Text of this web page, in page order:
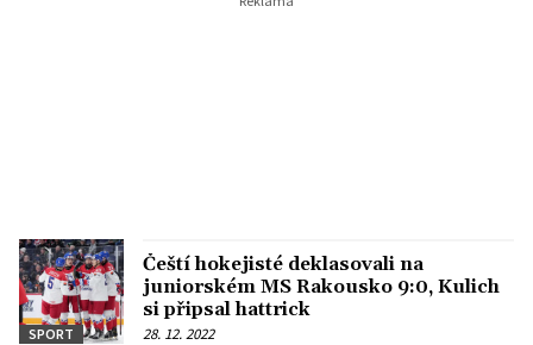
SPORT
Čeští hokejisté deklasovali na
juniorském MS Rakousko 9:0, Kulich
si připsal hattrick
28. 12. 2022